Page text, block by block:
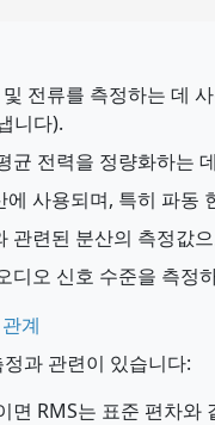
및 전류를 측정하는 데
니다).
균 전력을 정량화하는
에 사용되며, 특히 파동
관련된 분산의 측정값
디오 신호 수준을 측정
계
과 관련이 있습니다:
면 RMS는 표준 편차와